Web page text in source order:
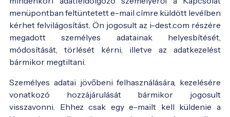
menüpontban feltüntetett e-mail címre küldött levélben
kérhet felvilágosítást. Ön jogosult az i-dest.com részére
megadott személyes adatainak helyesbítését,
módosítását, törlését kérni, illetve az adatkezelést
bármikor megtiltani.
Személyes adatai jövőbeni felhasználására, kezelésére
vonatkozó hozzájárulását bármikor jogosult
visszavonni. Ehhez csak egy e-mailt kell küldenie a